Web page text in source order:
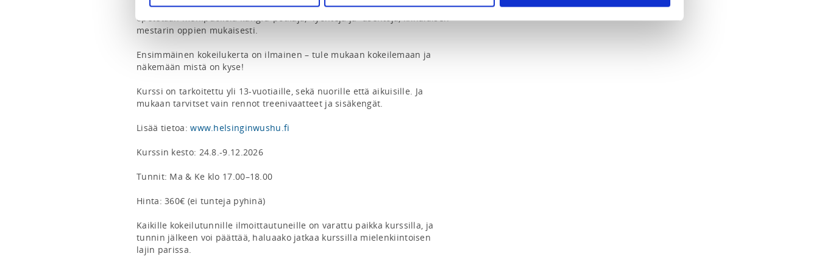
koordinaatiokykyä, keskittymistä ja itsevarmuutta. Tunneillamme
opetetaan monipuolisia kungfu-potkuja, -lyöntejä ja -asentoja, kiinalaisen
mestarin oppien mukaisesti.
Ensimmäinen kokeilukerta on ilmainen – tule mukaan kokeilemaan ja
näkemään mistä on kyse!
Kurssi on tarkoitettu yli 13-vuotiaille, sekä nuorille että aikuisille. Ja
mukaan tarvitset vain rennot treenivaatteet ja sisäkengät.
Lisää tietoa: www.helsinginwushu.fi
Kurssin kesto: 24.8.-9.12.2026
Tunnit: Ma & Ke klo 17.00–18.00
Hinta: 360€ (ei tunteja pyhinä)
Kaikille kokeilutunnille ilmoittautuneille on varattu paikka kurssilla, ja
tunnin jälkeen voi päättää, haluaako jatkaa kurssilla mielenkiintoisen
lajin parissa.